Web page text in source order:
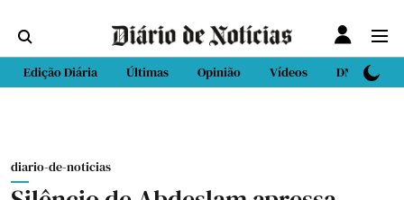
Edição Diária Últimas Opinião Vídeos DN Sport
diario-de-noticias